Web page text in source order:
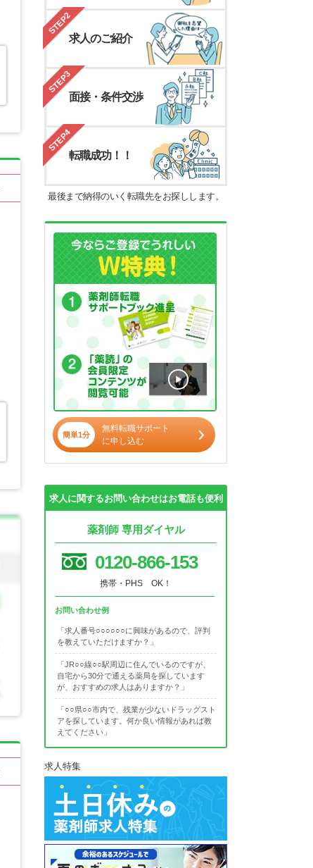
STEP2
求人のご紹介
STEP3
面接・条件交渉
STEP4
転職成功！！
最後まで納得のいく転職先をお探しします。
簡単1分
無料転職サポート
に申し込む
求人に関するお問い合わせはお電話も便利
薬剤師 専用ダイヤル
0120-866-153
携帯・PHS OK！
お問い合わせ例
「求人番号○○○○○○に興味があるので、評判
を教えていただけますか？」
「JR○○線○○駅周辺に住んでいるのですが、
自宅から30分で通える薬局を探しています
が、おすすめの求人はありますか？」
「○○県○○市内で、残業が少ないドラッグスト
アを探しています。何か良い情報があれば教
えてください」
求人特集